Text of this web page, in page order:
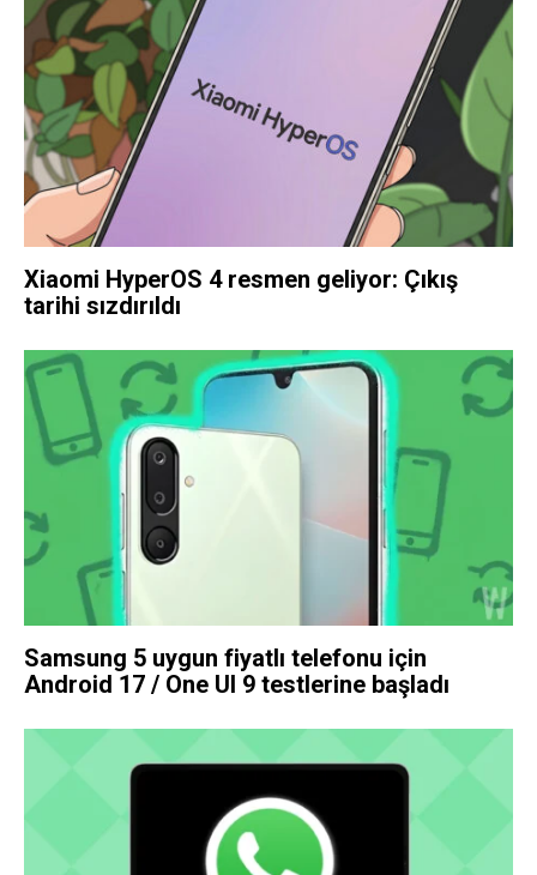
Xiaomi HyperOS 4 resmen geliyor: Çıkış
tarihi sızdırıldı
Samsung 5 uygun fiyatlı telefonu için
Android 17 / One UI 9 testlerine başladı